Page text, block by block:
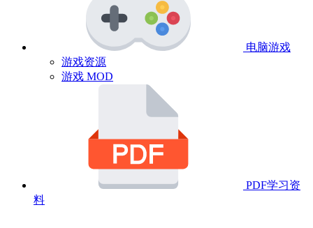
电脑游戏
游戏资源
游戏 MOD
PDF学习资
料